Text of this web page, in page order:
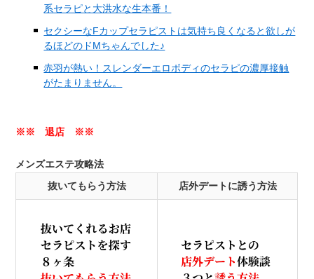
系セラピと大洪水な生本番！
セクシーなFカップセラピストは気持ち良くなると欲しが
るほどのドMちゃんでした♪
赤羽が熱い！スレンダーエロボディのセラピの濃厚接触
がたまりません。
※※ 退店 ※※
メンズエステ攻略法
抜いてもらう方法
店外デートに誘う方法